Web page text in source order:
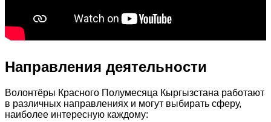
Направления деятельности
Волонтёры Красного Полумесяца Кыргызстана работают
в различных направлениях и могут выбирать сферу,
наиболее интересную каждому: